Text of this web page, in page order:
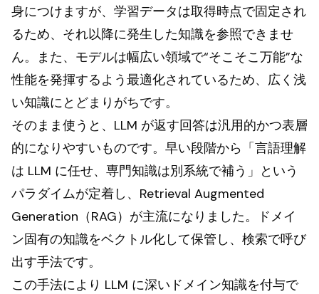
身につけますが、学習データは取得時点で固定され
るため、それ以降に発生した知識を参照できませ
ん。また、モデルは幅広い領域で“そこそこ万能”な
性能を発揮するよう最適化されているため、広く浅
い知識にとどまりがちです。
そのまま使うと、LLM が返す回答は汎用的かつ表層
的になりやすいものです。早い段階から「言語理解
は LLM に任せ、専門知識は別系統で補う」という
パラダイムが定着し、Retrieval Augmented
Generation（RAG）が主流になりました。ドメイ
ン固有の知識をベクトル化して保管し、検索で呼び
出す手法です。
この手法により LLM に深いドメイン知識を付与で